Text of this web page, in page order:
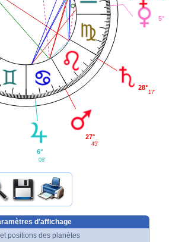
5°
6°
08'
27°
45'
28°
17'
d'affichage
positions des planètes